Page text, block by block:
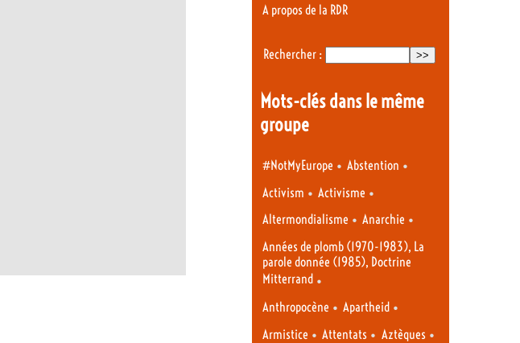
A propos de la RDR
Rechercher :
Mots-clés dans le même
groupe
#NotMyEurope • Abstention •
Activism • Activisme •
Altermondialisme • Anarchie •
Années de plomb (1970-1983), La
parole donnée (1985), Doctrine
Mitterrand •
Anthropocène • Apartheid •
Armistice • Attentats • Aztèques•